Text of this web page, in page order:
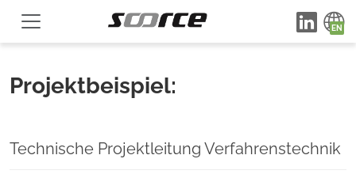
Projektbeispiel:
Technische Projektleitung Verfahrenstechnik